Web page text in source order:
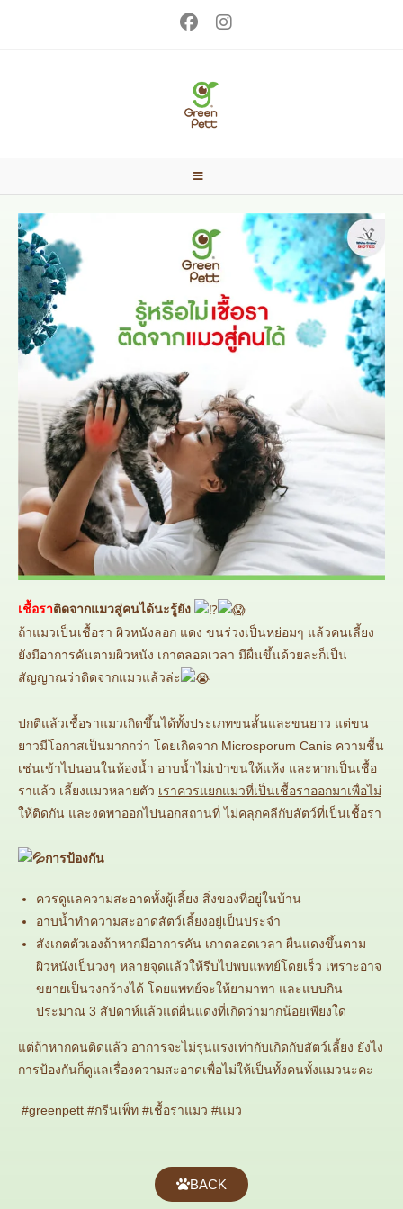
เชื้อราติดจากแมวสู่คนได้นะรู้ยัง
ถ้าแมวเป็นเชื้อรา ผิวหนังลอก แดง ขนร่วงเป็นหย่อมๆ แล้วคนเลี้ยง
ยังมีอาการคันตามผิวหนัง เกาตลอดเวลา มีผื่นขึ้นด้วยละก็เป็น
สัญญาณว่าติดจากแมวแล้วล่ะ
ปกติแล้วเชื้อราแมวเกิดขึ้นได้ทั้งประเภทขนสั้นและขนยาว แต่ขน
ยาวมีโอกาสเป็นมากกว่า โดยเกิดจาก Microsporum Canis ความชื้น
เช่นเข้าไปนอนในห้องน้ำ อาบน้ำไม่เป่าขนให้แห้ง และหากเป็นเชื้อ
ราแล้ว เลี้ยงแมวหลายตัว เราควรแยกแมวที่เป็นเชื้อราออกมาเพื่อไม่
ให้ติดกัน และงดพาออกไปนอกสถานที่ ไม่คลุกคลีกับสัตว์ที่เป็นเชื้อรา
การป้องกัน
ควรดูแลความสะอาดทั้งผู้เลี้ยง สิ่งของที่อยู่ในบ้าน
อาบน้ำทำความสะอาดสัตว์เลี้ยงอยู่เป็นประจำ
สังเกตตัวเองถ้าหากมีอาการคัน เกาตลอดเวลา ผื่นแดงขึ้นตาม
ผิวหนังเป็นวงๆ หลายจุดแล้วให้รีบไปพบแพทย์โดยเร็ว เพราะอาจ
ขยายเป็นวงกว้างได้ โดยแพทย์จะให้ยามาทา และแบบกิน
ประมาณ 3 สัปดาห์แล้วแต่ผื่นแดงที่เกิดว่ามากน้อยเพียงใด
แต่ถ้าหากคนติดแล้ว อาการจะไม่รุนแรงเท่ากับเกิดกับสัตว์เลี้ยง ยังไง
การป้องกันก็ดูแลเรื่องความสะอาดเพื่อไม่ให้เป็นทั้งคนทั้งแมวนะคะ
#greenpett #กรีนเพ็ท #เชื้อราแมว #แมว
BACK